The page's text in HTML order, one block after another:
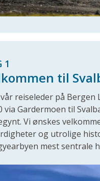
1
til
reiseleder på Bergen
via Gardermoen til
Vi ønskes
og utrolige
mest sentrale